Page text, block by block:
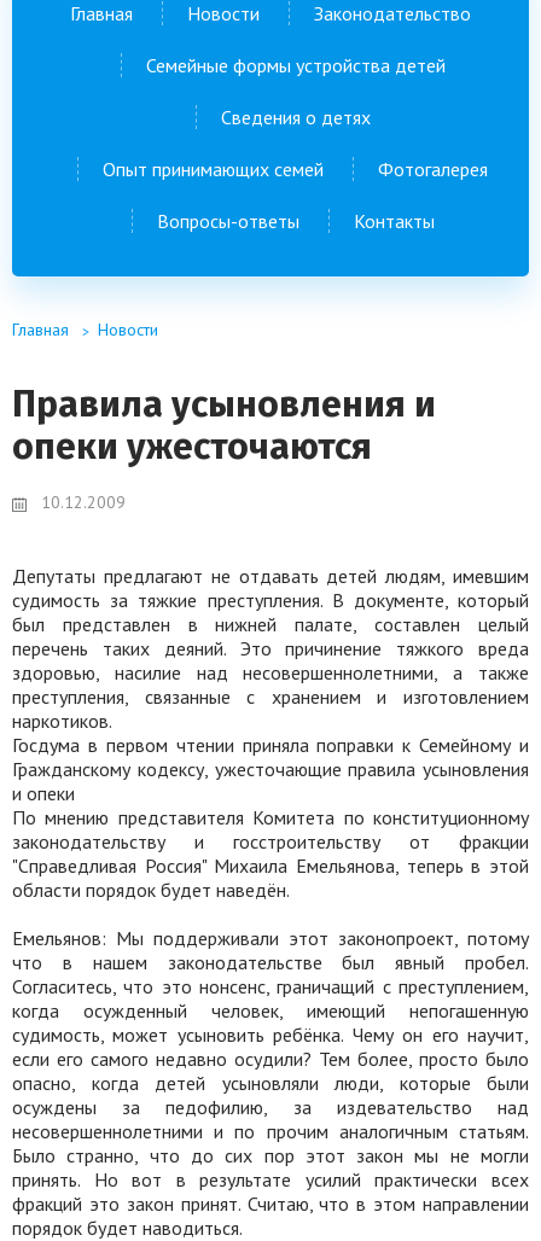
Главная Новости Законодательство
Семейные формы устройства детей
Сведения о детях
Опыт принимающих семей Фотогалерея
Вопросы-ответы Контакты
Главная Новости
Правила усыновления и
опеки ужесточаются
10.12.2009
Депутаты предлагают не отдавать детей людям, имевшим
судимость за тяжкие преступления. В документе, который
был представлен в нижней палате, составлен целый
перечень таких деяний. Это причинение тяжкого вреда
здоровью, насилие над несовершеннолетними, а также
преступления, связанные с хранением и изготовлением
наркотиков.
Госдума в первом чтении приняла поправки к Семейному и
Гражданскому кодексу, ужесточающие правила усыновления
и опеки
По мнению представителя Комитета по конституционному
законодательству и госстроительству от фракции
"Справедливая Россия" Михаила Емельянова, теперь в этой
области порядок будет наведён.
Емельянов: Мы поддерживали этот законопроект, потому
что в нашем законодательстве был явный пробел.
Согласитесь, что это нонсенс, граничащий с преступлением,
когда осужденный человек, имеющий непогашенную
судимость, может усыновить ребёнка. Чему он его научит,
если его самого недавно осудили? Тем более, просто было
опасно, когда детей усыновляли люди, которые были
осуждены за педофилию, за издевательство над
несовершеннолетними и по прочим аналогичным статьям.
Было странно, что до сих пор этот закон мы не могли
принять. Но вот в результате усилий практически всех
фракций это закон принят. Считаю, что в этом направлении
порядок будет наводиться.